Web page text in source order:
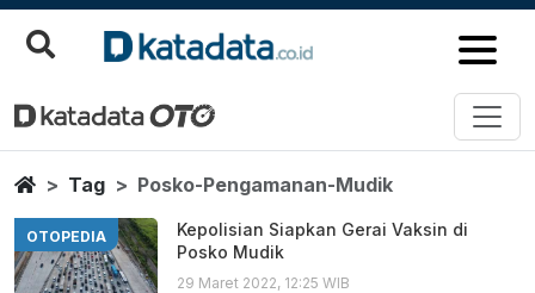
Posko Pengamanan Mudik
Berita Terbaru
HomeTag Posko-Pengamanan-Mudik
OTOPEDIA
Kepolisian Siapkan Gerai Vaksin di
Posko Mudik
29 Maret 2022, 12:25 WIB